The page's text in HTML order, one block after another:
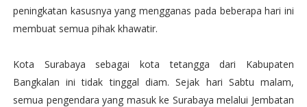
peningkatan kasusnya yang mengganas pada beberapa hari ini
membuat semua pihak khawatir.
Kota Surabaya sebagai kota tetangga dari Kabupaten
Bangkalan ini tidak tinggal diam. Sejak hari Sabtu malam,
semua pengendara yang masuk ke Surabaya melalui Jembatan